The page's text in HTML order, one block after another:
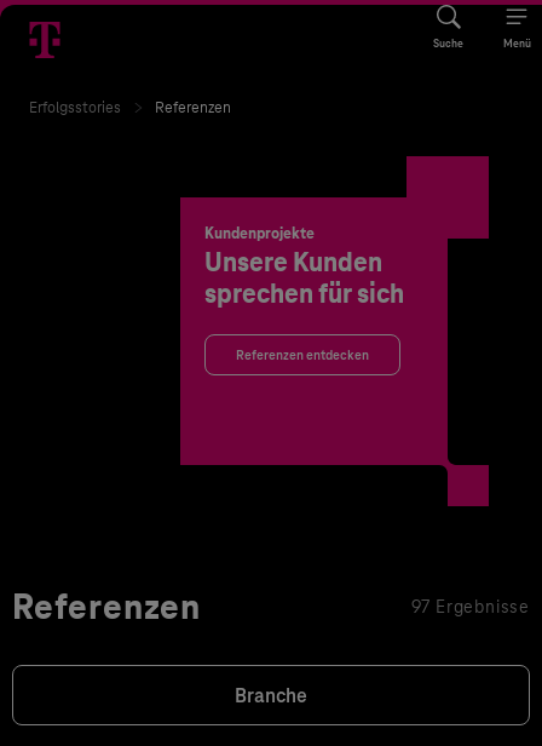
Suche Menü
Erfolgsstories Referenzen
Kundenprojekte
Unsere Kunden
sprechen für sich
Referenzen entdecken
Referenzen 97 Ergebnisse
Branche